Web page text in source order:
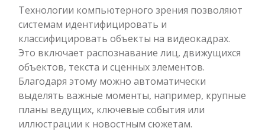
Технологии компьютерного зрения позволяют
системам идентифицировать и
классифицировать объекты на видеокадрах.
Это включает распознавание лиц, движущихся
объектов, текста и сценных элементов.
Благодаря этому можно автоматически
выделять важные моменты, например, крупные
планы ведущих, ключевые события или
иллюстрации к новостным сюжетам.